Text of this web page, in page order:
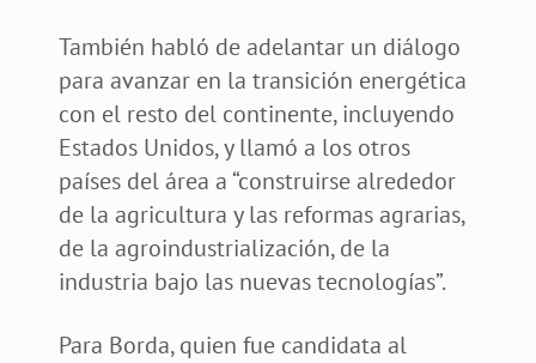
También habló de adelantar un diálogo
para avanzar en la transición energética
con el resto del continente, incluyendo
Estados Unidos, y llamó a los otros
países del área a “construirse alrededor
de la agricultura y las reformas agrarias,
de la agroindustrialización, de la
industria bajo las nuevas tecnologías”.
Para Borda, quien fue candidata al